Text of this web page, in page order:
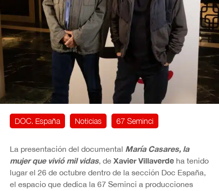
DOC. España Noticias 67 Seminci
La presentación del documental María Casares, la
mujer que vivió mil vidas, de Xavier Villaverde ha tenido
lugar el 26 de octubre dentro de la sección Doc España,
el espacio que dedica la 67 Seminci a producciones